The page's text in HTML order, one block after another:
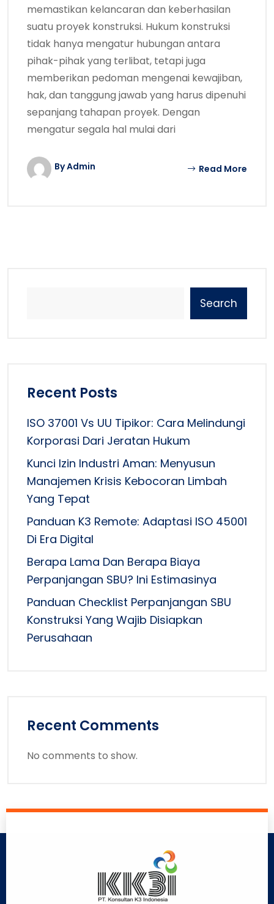
memastikan kelancaran dan keberhasilan
suatu proyek konstruksi. Hukum konstruksi
tidak hanya mengatur hubungan antara
pihak-pihak yang terlibat, tetapi juga
memberikan pedoman mengenai kewajiban,
hak, dan tanggung jawab yang harus dipenuhi
sepanjang tahapan proyek. Dengan
mengatur segala hal mulai dari
By Admin Read More
Search
Recent Posts
ISO 37001 Vs UU Tipikor: Cara Melindungi
Korporasi Dari Jeratan Hukum
Kunci Izin Industri Aman: Menyusun
Manajemen Krisis Kebocoran Limbah
Yang Tepat
Panduan K3 Remote: Adaptasi ISO 45001
Di Era Digital
Berapa Lama Dan Berapa Biaya
Perpanjangan SBU? Ini Estimasinya
Panduan Checklist Perpanjangan SBU
Konstruksi Yang Wajib Disiapkan
Perusahaan
Recent Comments
No comments to show.